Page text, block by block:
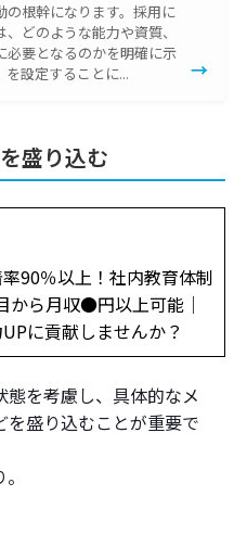
の根幹になります。採用に
どのような能力や資質、
必要となるのかを明確に示
設定することに...
→
盛り込む
90％以上！社内教育体制
から月収●円以上可能│
に貢献しませんか？
を考慮し、具体的なメ
を盛り込むことが重要で